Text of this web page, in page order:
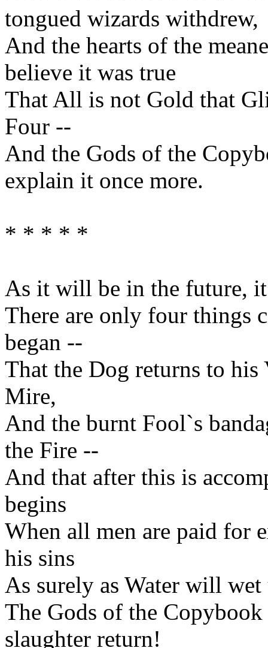
tongued wizards withdrew,
And the hearts of the
believe it was true
That All is not Gold that
Four --
And the Gods of the
explain it once more.
* * * * *
As it will be in the future,
There are only four things
began --
That the Dog returns to
Mire,
And the burnt Fool`s
the Fire --
And that after this is
begins
When all men are paid for
his sins
As surely as Water will
The Gods of the
slaughter return!